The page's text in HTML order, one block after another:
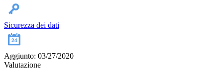
Sicurezza dei dati
Aggiunto: 03/27/2020
Valutazione